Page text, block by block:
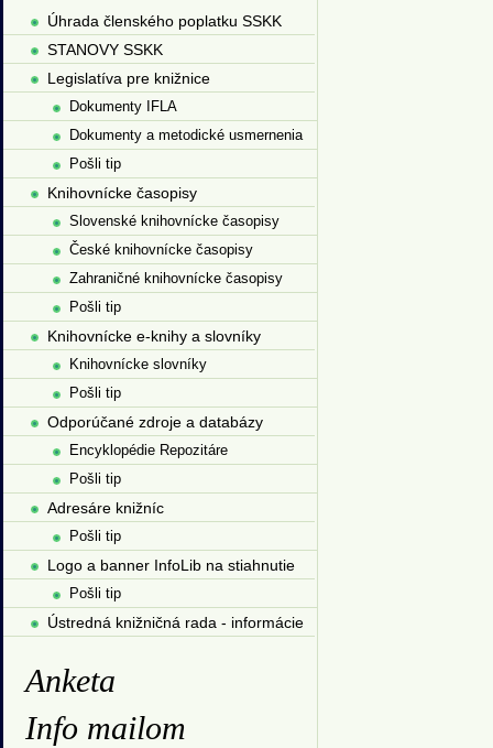
Úhrada členského poplatku SSKK
STANOVY SSKK
Legislatíva pre knižnice
Dokumenty IFLA
Dokumenty a metodické usmernenia
Pošli tip
Knihovnícke časopisy
Slovenské knihovnícke časopisy
České knihovnícke časopisy
Zahraničné knihovnícke časopisy
Pošli tip
Knihovnícke e-knihy a slovníky
Knihovnícke slovníky
Pošli tip
Odporúčané zdroje a databázy
Encyklopédie Repozitáre
Pošli tip
Adresáre knižníc
Pošli tip
Logo a banner InfoLib na stiahnutie
Pošli tip
Ústredná knižničná rada - informácie
Anketa
Info mailom